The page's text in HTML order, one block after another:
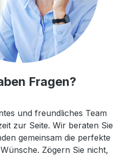
Fragen?
und freundliches Team
zur Seite. Wir beraten Sie
gemeinsam die perfekte
Zögern Sie nicht,